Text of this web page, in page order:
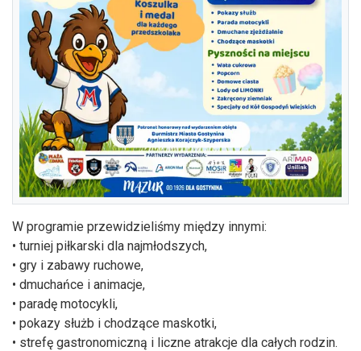
W programie przewidzieliśmy między innymi:
• turniej piłkarski dla najmłodszych,
• gry i zabawy ruchowe,
• dmuchańce i animacje,
• paradę motocykli,
• pokazy służb i chodzące maskotki,
• strefę gastronomiczną i liczne atrakcje dla całych rodzin.